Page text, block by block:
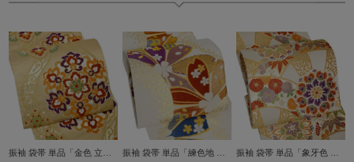
振袖 袋帯 単品「金色 立涌に唐花」日本製 西陣織 西陣織証紙番号 No.172 岡文織物株式会社 六通柄 お仕立て上がり 振袖用 袋帯 お仕立て済 振袖帯 結婚式 成人式 フォーマル【メール便不可】 振袖 袋帯 単品「練色地 桜」日本製 西陣織 西陣織証紙番号 No.172 岡文織物株式会社 六通柄 お仕立て上がり 振袖用 袋帯 お仕立て済 振袖帯 結婚式 成人式 フォーマル【メール便不可】 振袖 袋帯 単品「象牙色 車に唐花」六通柄 日本製 西陣織証紙番号 No.172 岡文織物株式会社 お仕立て上がり 振袖用 袋帯 お仕立て済 振袖帯 結婚式 成人式 フォーマル【メール便不可】